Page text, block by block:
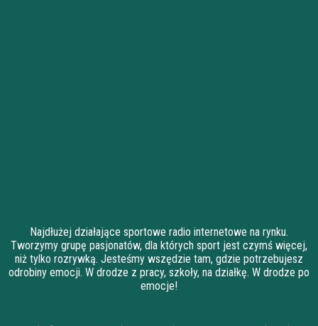
Najdłużej działające sportowe radio internetowe na rynku.
Tworzymy grupę pasjonatów, dla których sport jest czymś więcej,
niż tylko rozrywką. Jesteśmy wszędzie tam, gdzie potrzebujesz
odrobiny emocji. W drodze z pracy, szkoły, na działkę. W drodze po
emocje!